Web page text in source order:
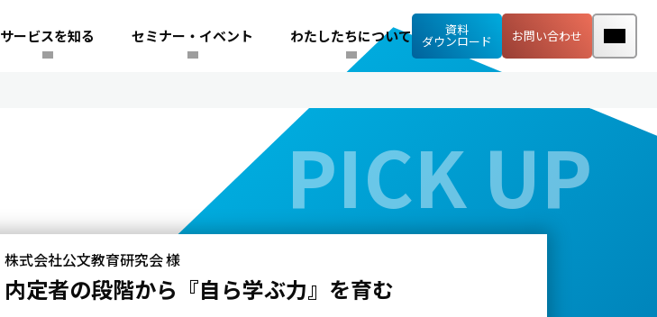
サービスを知る セミナー・イベント わたしたちについて
資料
ダウンロード
お問い合わせ
株式会社公文教育研究会 様
内定者の段階から『自ら学ぶ力』を育む